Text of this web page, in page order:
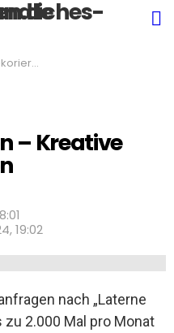
& Inspiration
– Kreative
19:02
nach „Laterne
2.000 Mal pro Monat